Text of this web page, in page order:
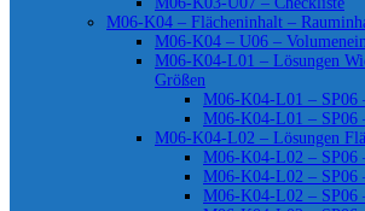
M06-K04 – Flächeninhalt –
M06-K04 – U06 –
M06-K04-L01 – Lösungen
Größen
M06-K04-L01 – SP06
M06-K04-L01 – SP06
M06-K04-L02 – Lösungen
M06-K04-L02 – SP06
M06-K04-L02 – SP06
M06-K04-L02 – SP06